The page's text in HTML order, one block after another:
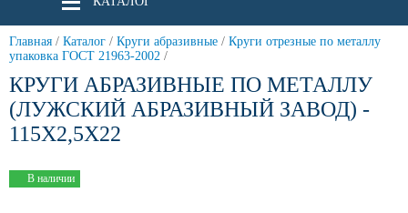
Главная / Каталог / Круги абразивные / Круги отрезные по металлу
упаковка ГОСТ 21963-2002 /
КРУГИ АБРАЗИВНЫЕ ПО МЕТАЛЛУ
(ЛУЖСКИЙ АБРАЗИВНЫЙ ЗАВОД) -
115Х2,5Х22
В наличии